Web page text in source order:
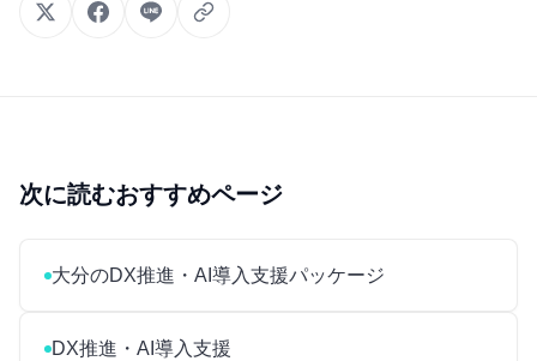
次に読むおすすめページ
大分のDX推進・AI導入支援パッケージ
DX推進・AI導入支援